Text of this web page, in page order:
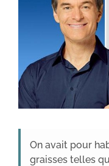
On avait pour
graisses telles